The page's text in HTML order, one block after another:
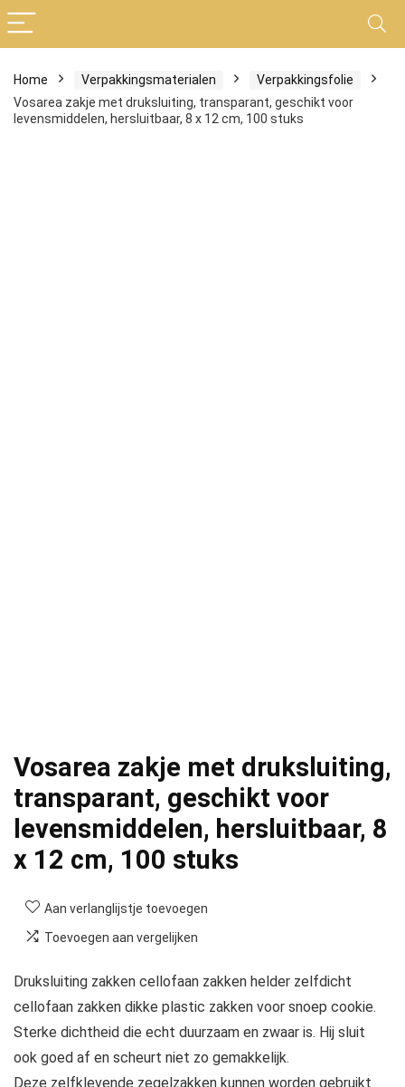
Home Verpakkingsmaterialen
Verpakkingsfolie
Vosarea zakje met druksluiting, transparant, geschikt voor
levensmiddelen, hersluitbaar, 8 x 12 cm, 100 stuks
Vosarea zakje met druksluiting,
transparant, geschikt voor
levensmiddelen, hersluitbaar, 8
x 12 cm, 100 stuks
Aan verlanglijstje toevoegen
Toevoegen aan vergelijken
Druksluiting zakken cellofaan zakken helder zelfdicht
cellofaan zakken dikke plastic zakken voor snoep cookie.
Sterke dichtheid die echt duurzaam en zwaar is. Hij sluit
ook goed af en scheurt niet zo gemakkelijk.
Deze zelfklevende zegelzakken kunnen worden gebruikt